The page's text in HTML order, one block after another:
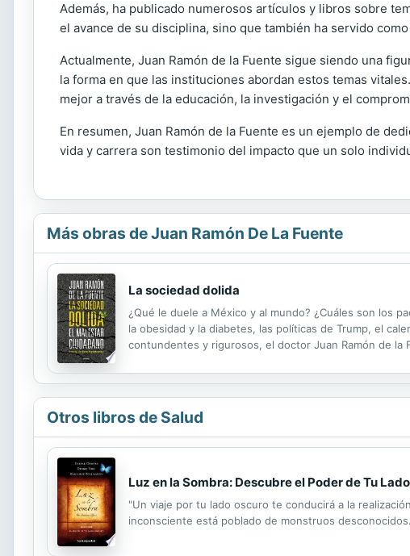
Además, ha publicado numerosos artículos y libros sobre
el avance de su disciplina, sino que también ha servido
Actualmente, Juan Ramón de la Fuente sigue siendo una
la forma en que las instituciones abordan estos temas
mejor a través de la educación, la investigación y el
En resumen, Juan Ramón de la Fuente es un ejemplo de
vida y carrera son testimonio del impacto que un solo
Más obras de Juan Ramón De La Fuente
La sociedad dolida
¿Qué le duele a México y al mundo? ¿Cuáles son los
la obesidad y la diabetes, las políticas de Trump, el
contundentes y rigurosos, el doctor Juan Ramón de
Otros libros de Salud
Luz en la Sombra: Descubre el Poder de Tu
"Un viaje por tu lado oscuro te conducirá a la
inconsciente está poblado de monstruos